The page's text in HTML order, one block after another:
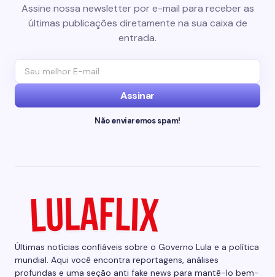
Assine nossa newsletter por e-mail para receber as
últimas publicações diretamente na sua caixa de
entrada.
Assinar
Não enviaremos spam!
Últimas notícias confiáveis sobre o Governo Lula e a política
mundial. Aqui você encontra reportagens, análises
profundas e uma seção anti fake news para mantê-lo bem-